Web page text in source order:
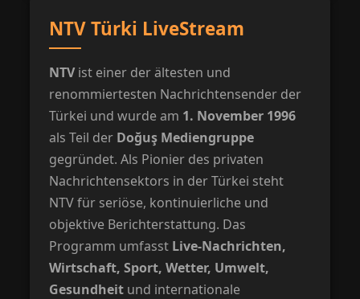
NTV Türki LiveStream
NTVist einer der ältesten und
renommiertesten Nachrichtensender der
Türkei und wurde am 1. November 1996
als Teil der Doğuş Mediengruppe
gegründet. Als Pionier des privaten
Nachrichtensektors in der Türkei steht
NTV für seriöse, kontinuierliche und
objektive Berichterstattung. Das
Programm umfasst Live-Nachrichten,
Wirtschaft, Sport, Wetter, Umwelt,
Gesundheit und internationale